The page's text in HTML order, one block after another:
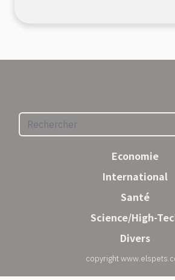
Economie
International
Santé
Science/High-
Divers
copyright